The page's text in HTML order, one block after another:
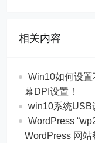
相关内容
Win10如何设
幕DPI设置！
win10系统USB
WordPress
WordPress 网站